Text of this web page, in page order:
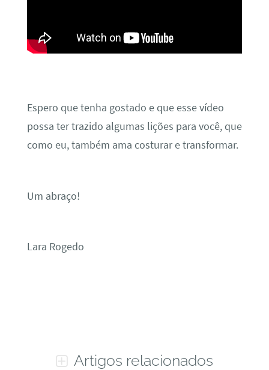
Espero que tenha gostado e que esse vídeo
possa ter trazido algumas lições para você, que
como eu, também ama costurar e transformar.
Um abraço!
Lara Rogedo
Artigos relacionados